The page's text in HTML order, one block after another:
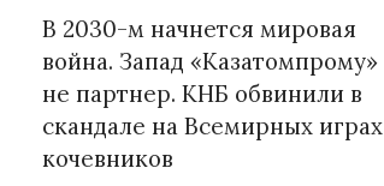
В 2030-м начнется мировая
война. Запад «Казатомпрому»
не партнер. КНБ обвинили в
скандале на Всемирных играх
кочевников